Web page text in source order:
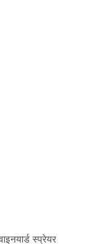
स्प्रेयर